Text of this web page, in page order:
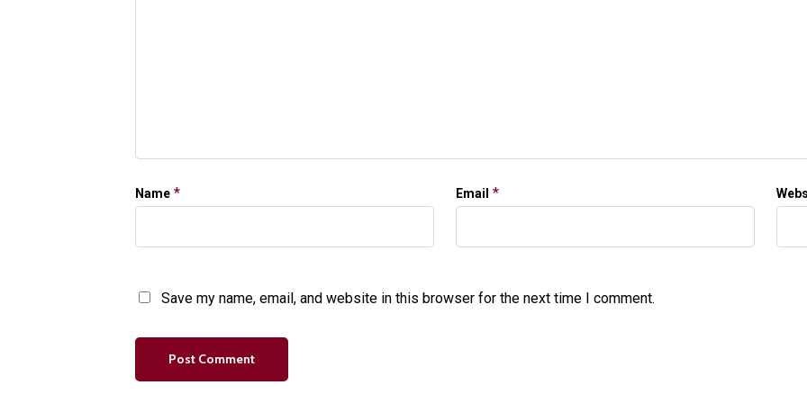
Name * Email *
Save my name, email, and website in this browser for the next time I comment.